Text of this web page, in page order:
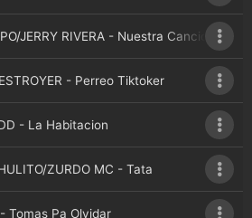
JERRY RIVERA - Nuestra Cancion
- Perreo Tiktoker
- La Habitacion
ZURDO MC - Tata
Tomas Pa Olvidar